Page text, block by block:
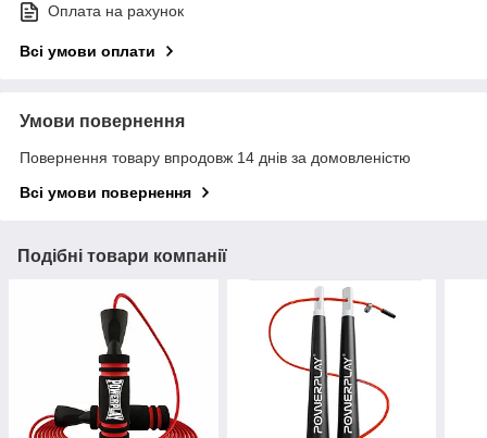
Оплата на рахунок
Всі умови оплати
Умови повернення
Повернення товару впродовж 14 днів за домовленістю
Всі умови повернення
Подібні товари компанії